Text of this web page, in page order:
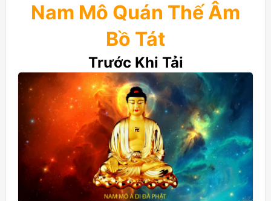
Nam Mô Quán Thế Âm
Bồ Tát
Trước Khi Tải